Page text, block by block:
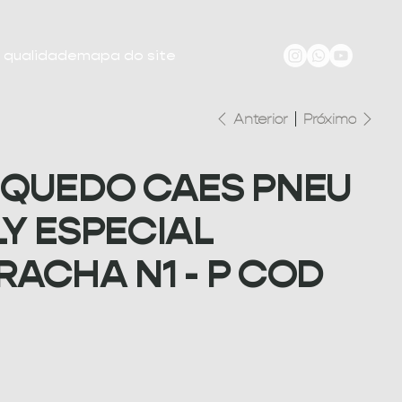
mapa do site
Anterior Próximo
CAES PNEU
ESPECIAL
N1 - P COD